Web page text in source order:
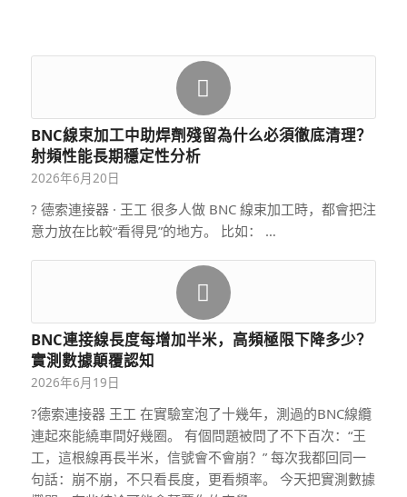
BNC線束加工中助焊劑殘留為什么必須徹底清理？
射頻性能長期穩定性分析
2026年6月20日
? 德索連接器 · 王工 很多人做 BNC 線束加工時，都會把注
意力放在比較“看得見”的地方。 比如： …
BNC連接線長度每增加半米，高頻極限下降多少？
實測數據顛覆認知
2026年6月19日
?德索連接器 王工 在實驗室泡了十幾年，測過的BNC線纜
連起來能繞車間好幾圈。 有個問題被問了不下百次：“王
工，這根線再長半米，信號會不會崩？” 每次我都回同一
句話：崩不崩，不只看長度，更看頻率。 今天把實測數據